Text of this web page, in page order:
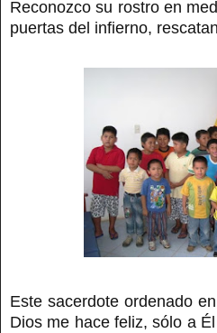
Reconozco su rostro en
puertas del infierno,
Este sacerdote ordenado
Dios me hace feliz, sólo a